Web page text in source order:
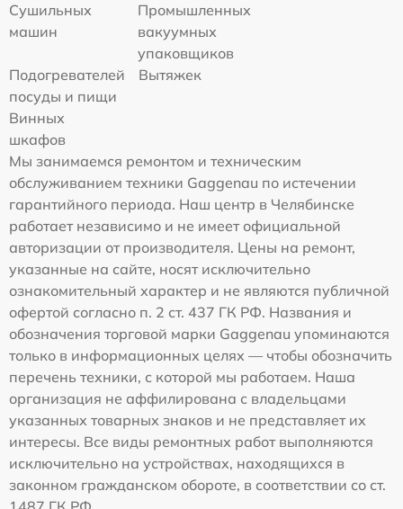
Сушильных
машин
Промышленных
вакуумных
упаковщиков
Подогревателей
посуды и пищи
Вытяжек
Винных
шкафов
Мы занимаемся ремонтом и техническим
обслуживанием техники Gaggenau по истечении
гарантийного периода. Наш центр в Челябинске
работает независимо и не имеет официальной
авторизации от производителя. Цены на ремонт,
указанные на сайте, носят исключительно
ознакомительный характер и не являются публичной
офертой согласно п. 2 ст. 437 ГК РФ. Названия и
обозначения торговой марки Gaggenau упоминаются
только в информационных целях — чтобы обозначить
перечень техники, с которой мы работаем. Наша
организация не аффилирована с владельцами
указанных товарных знаков и не представляет их
интересы. Все виды ремонтных работ выполняются
исключительно на устройствах, находящихся в
законном гражданском обороте, в соответствии со ст.